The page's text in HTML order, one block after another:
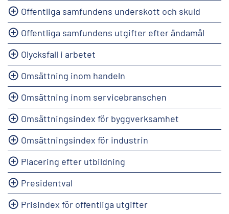
Offentliga samfundens underskott och skuld
Offentliga samfundens utgifter efter ändamål
Olycksfall i arbetet
Omsättning inom handeln
Omsättning inom servicebranschen
Omsättningsindex för byggverksamhet
Omsättningsindex för industrin
Placering efter utbildning
Presidentval
Prisindex för offentliga utgifter